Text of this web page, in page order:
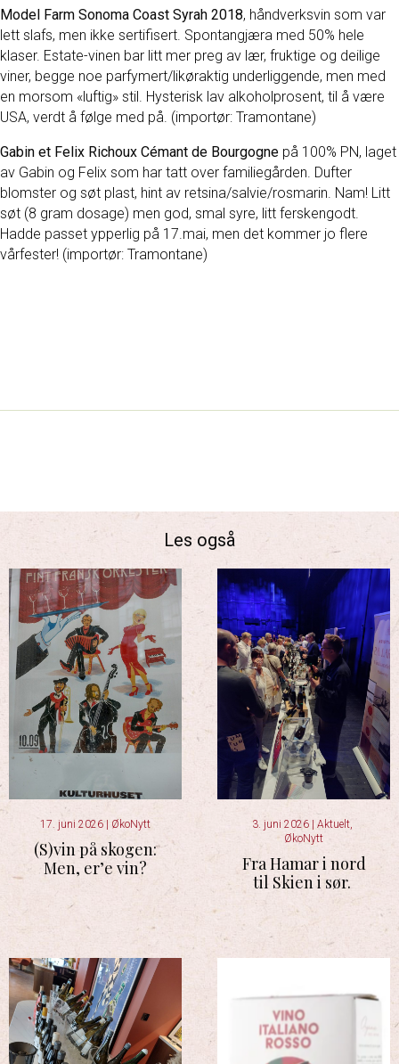
Model Farm Sonoma Coast Syrah 2018, håndverksvin som var
lett slafs, men ikke sertifisert. Spontangjæra med 50% hele
klaser. Estate-vinen bar litt mer preg av lær, fruktige og deilige
viner, begge noe parfymert/likøraktig underliggende, men med
en morsom «luftig» stil. Hysterisk lav alkoholprosent, til å være
USA, verdt å følge med på. (importør: Tramontane)
Gabin et Felix Richoux Cémant de Bourgogne på 100% PN, laget
av Gabin og Felix som har tatt over familiegården. Dufter
blomster og søt plast, hint av retsina/salvie/rosmarin. Nam! Litt
søt (8 gram dosage) men god, smal syre, litt ferskengodt.
Hadde passet ypperlig på 17.mai, men det kommer jo flere
vårfester! (importør: Tramontane)
Les også
17. juni 2026 | ØkoNytt
(S)vin på skogen:
Men, er’e vin?
3. juni 2026 | Aktuelt
ØkoNytt
Fra Hamar i nord
til Skien i sør.